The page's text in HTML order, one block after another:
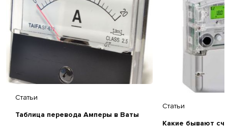
Статьи
Таблица перевода Амперы в Ваты
Статьи
Какие бывают